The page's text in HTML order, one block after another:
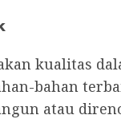
kualitas
bahan
atau